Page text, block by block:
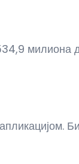
милиона